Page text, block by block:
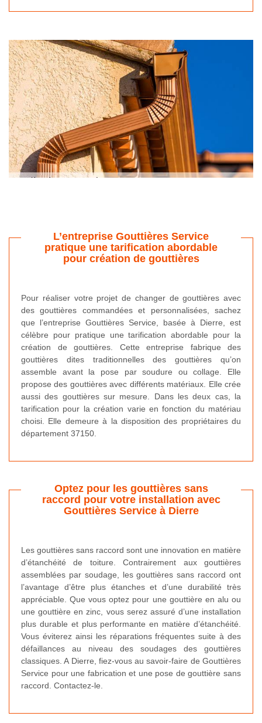
L’entreprise Gouttières Service
pratique une tarification abordable
pour création de gouttières
Pour réaliser votre projet de changer de gouttières avec
des gouttières commandées et personnalisées, sachez
que l’entreprise Gouttières Service, basée à Dierre, est
célèbre pour pratique une tarification abordable pour la
création de gouttières. Cette entreprise fabrique des
gouttières dites traditionnelles des gouttières qu’on
assemble avant la pose par soudure ou collage. Elle
propose des gouttières avec différents matériaux. Elle crée
aussi des gouttières sur mesure. Dans les deux cas, la
tarification pour la création varie en fonction du matériau
choisi. Elle demeure à la disposition des propriétaires du
département 37150.
Optez pour les gouttières sans
raccord pour votre installation avec
Gouttières Service à Dierre
Les gouttières sans raccord sont une innovation en matière
d’étanchéité de toiture. Contrairement aux gouttières
assemblées par soudage, les gouttières sans raccord ont
l’avantage d’être plus étanches et d’une durabilité très
appréciable. Que vous optez pour une gouttière en alu ou
une gouttière en zinc, vous serez assuré d’une installation
plus durable et plus performante en matière d’étanchéité.
Vous éviterez ainsi les réparations fréquentes suite à des
défaillances au niveau des soudages des gouttières
classiques. A Dierre, fiez-vous au savoir-faire de Gouttières
Service pour une fabrication et une pose de gouttière sans
raccord. Contactez-le.